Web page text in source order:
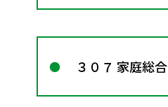
３０７ 家庭総合